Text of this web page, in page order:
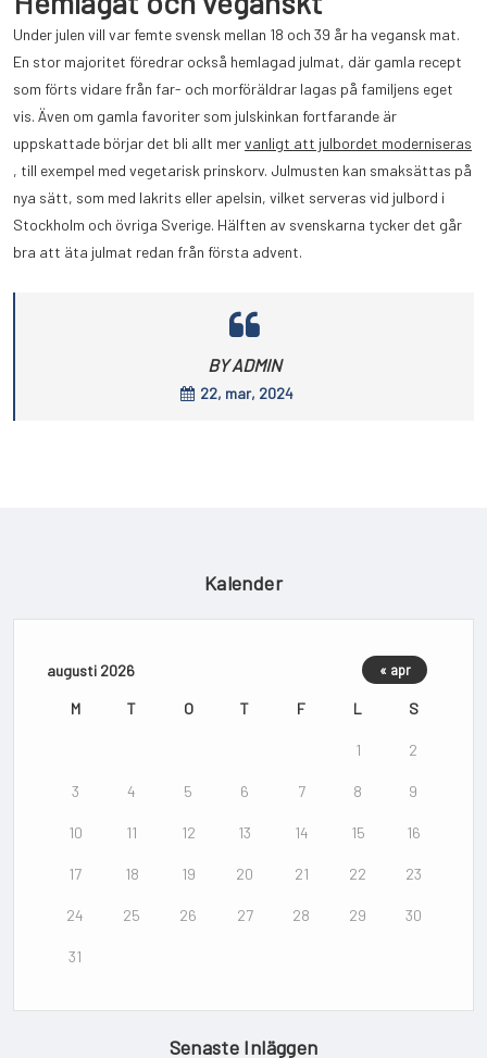
Under julen vill var femte svensk mellan 18 och 39 år ha vegansk mat.
En stor majoritet föredrar också hemlagad julmat, där gamla recept
som förts vidare från far- och morföräldrar lagas på familjens eget
vis. Även om gamla favoriter som julskinkan fortfarande är
uppskattade börjar det bli allt mervanligt att julbordet moderniseras
, till exempel med vegetarisk prinskorv. Julmusten kan smaksättas på
nya sätt, som med lakrits eller apelsin, vilket serveras vid julbord i
Stockholm och övriga Sverige. Hälften av svenskarna tycker det går
bra att äta julmat redan från första advent.
BY ADMIN
22, mar, 2024
Kalender
augusti 2026
M T O T F L S
1 2
3 4 5 6 7 8 9
10 11 12 13 14 15 16
17 18 19 20 21 22 23
24 25 26 27 28 29 30
31
« apr
Senaste Inläggen